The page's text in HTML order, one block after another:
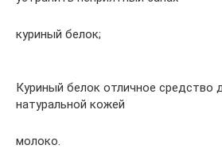
куриный белок;
Куриный белок отличное средство
натуральной кожей
молоко.